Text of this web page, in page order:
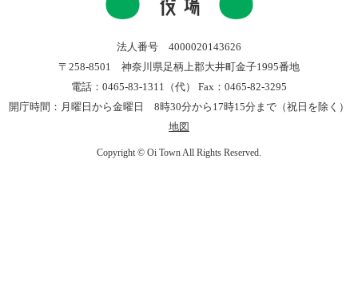
法人番号 4000020143626
〒258-8501 神奈川県足柄上郡大井町金子1995番地
電話：0465-83-1311（代） Fax：0465-82-3295
開庁時間：月曜日から金曜日 8時30分から17時15分まで（祝日を除く）
地図
Copyright © Oi Town All Rights Reserved.